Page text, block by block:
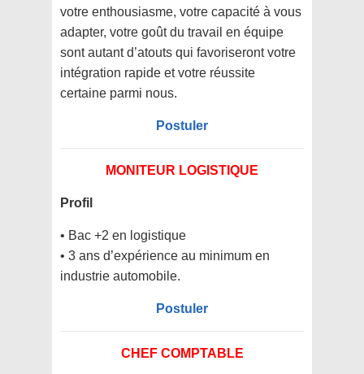
votre enthousiasme, votre capacité à vous
adapter, votre goût du travail en équipe
sont autant d’atouts qui favoriseront votre
intégration rapide et votre réussite
certaine parmi nous.
Postuler
MONITEUR LOGISTIQUE
Profil
• Bac +2 en logistique
• 3 ans d’expérience au minimum en
industrie automobile.
Postuler
CHEF COMPTABLE